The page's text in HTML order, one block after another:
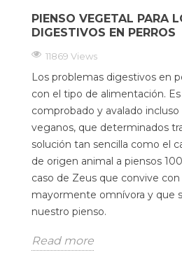
PIENSO VEGETAL PARA
DIGESTIVOS EN PERROS
11869 Views
Los problemas digestivos en
con el tipo de alimentación.
comprobado y avalado
veganos, que determinados
solución tan sencilla como el
de origen animal a piensos
caso de Zeus que convive
mayormente omnívora y que
nuestro pienso.
Read more